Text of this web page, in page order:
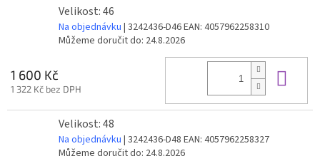
Velikost: 46
Na objednávku | 3242436-D46EAN: 4057962258310
Můžeme doručit do: 24.8.2026
1 600 Kč
1 322 Kč bez DPH
Velikost: 48
Na objednávku | 3242436-D48 EAN: 4057962258327
Můžeme doručit do: 24.8.2026